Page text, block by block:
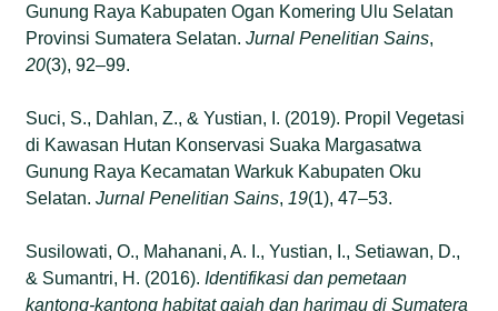
Gunung Raya Kabupaten Ogan Komering Ulu Selatan
Provinsi Sumatera Selatan.Jurnal Penelitian Sains,
20(3), 92–99.
Suci, S., Dahlan, Z., & Yustian, I. (2019). Propil Vegetasi
di Kawasan Hutan Konservasi Suaka Margasatwa
Gunung Raya Kecamatan Warkuk Kabupaten Oku
Selatan.Jurnal Penelitian Sains, 19(1), 47–53.
Susilowati, O., Mahanani, A. I., Yustian, I., Setiawan, D.,
& Sumantri, H. (2016).Identifikasi dan pemetaan
kantong-kantong habitat gajah dan harimau di Sumatera